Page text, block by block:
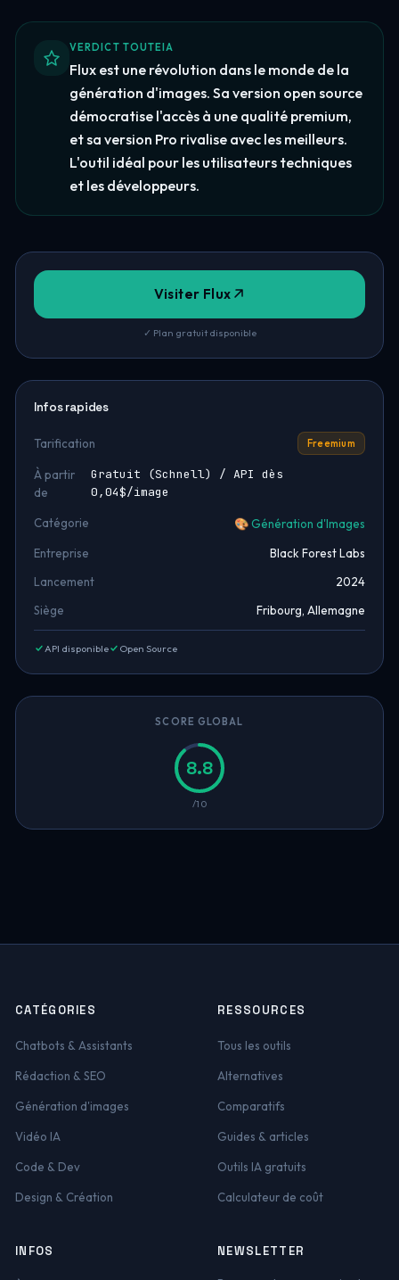
VERDICT TOUTEIA
Flux est une révolution dans le monde de la
génération d'images. Sa version open source
démocratise l'accès à une qualité premium,
et sa version Pro rivalise avec les meilleurs.
L'outil idéal pour les utilisateurs techniques
et les développeurs.
Visiter Flux
✓ Plan gratuit disponible
Infos rapides
Tarification Freemium
À partir
de
Gratuit (Schnell) / API dès
0,04$/image
Catégorie 🎨 Génération d'Images
Entreprise
Black Forest Labs
Lancement
2024
Siège
Fribourg, Allemagne
API disponible Open Source
SCORE GLOBAL
8.8
/10
CATÉGORIES
Chatbots & Assistants
Rédaction & SEO
Génération d'images
Vidéo IA
Code & Dev
Design & Création
RESSOURCES
Tous les outils
Alternatives
Comparatifs
Guides & articles
Outils IA gratuits
Calculateur de coût
INFOS NEWSLETTER